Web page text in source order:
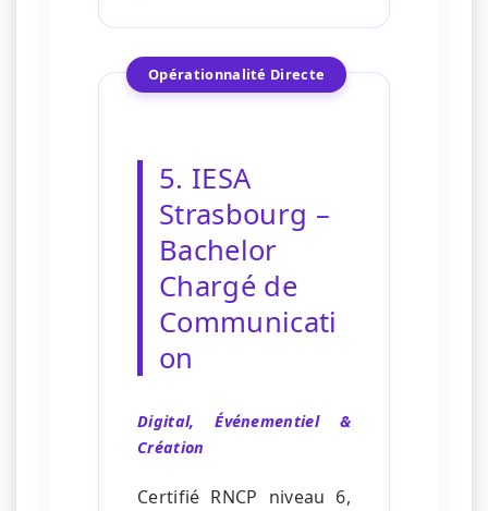
Opérationnalité Directe
5. IESA
Strasbourg –
Bachelor
Chargé de
Communicati
on
Digital, Événementiel &
Création
Certifié RNCP niveau 6,